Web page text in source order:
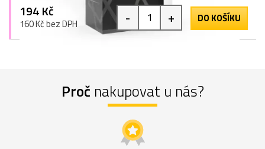
194 Kč
160 Kč bez DPH - + DO KOŠÍKU
Proč nakupovat u nás?